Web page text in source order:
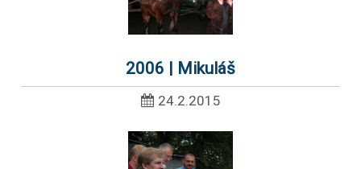
2006 | Mikuláš
24.2.2015